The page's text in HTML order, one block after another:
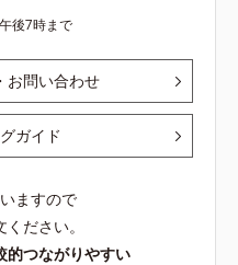
後7時まで
お問い合わせ
ガイド
ますので
ださい。
的つながりやすい